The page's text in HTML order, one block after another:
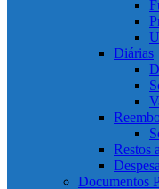
Diárias
Restos
Documentos